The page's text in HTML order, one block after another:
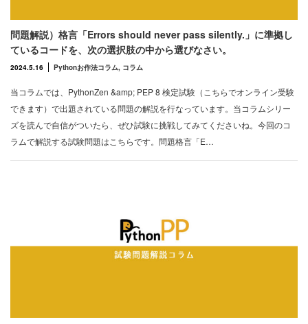
問題解説）格言「Errors should never pass silently.」に準拠し
ているコードを、次の選択肢の中から選びなさい。
2024.5.16 Pythonお作法コラム, コラム
当コラムでは、PythonZen &amp; PEP 8 検定試験（こちらでオンライン受験
できます）で出題されている問題の解説を行なっています。当コラムシリー
ズを読んで自信がついたら、ぜひ試験に挑戦してみてくださいね。今回のコ
ラムで解説する試験問題はこちらです。問題格言「E…